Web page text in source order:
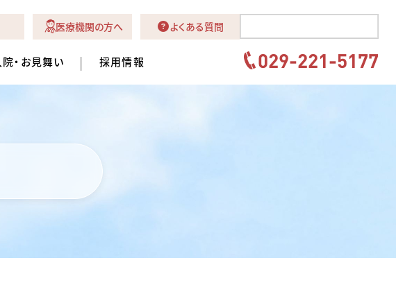
医療機関の方へ よくある質問
・お見舞い 採用情報 029-221-5177